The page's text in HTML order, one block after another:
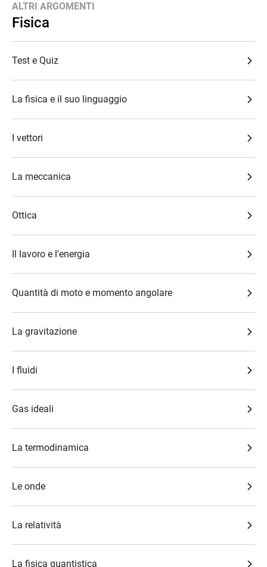
ALTRI ARGOMENTI
Fisica
Test e Quiz
La fisica e il suo linguaggio
I vettori
La meccanica
Ottica
Il lavoro e l'energia
Quantità di moto e momento angolare
La gravitazione
I fluidi
Gas ideali
La termodinamica
Le onde
La relatività
La fisica quantistica